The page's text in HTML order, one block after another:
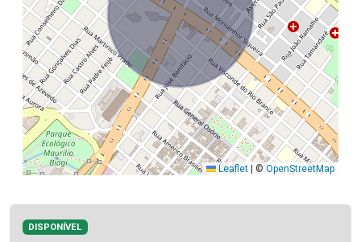
Leaflet | © OpenStreetMap
DISPONÍVEL